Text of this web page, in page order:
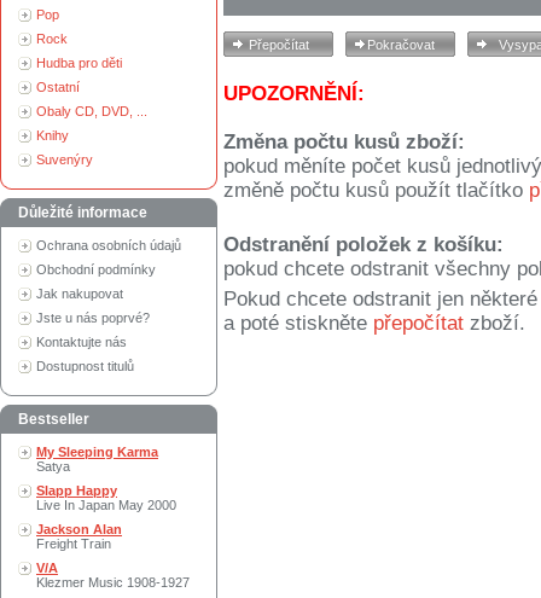
Pop
Rock
Hudba pro děti
Ostatní
Obaly CD, DVD, ...
Knihy
Suvenýry
Důležité informace
Ochrana osobních údajů
Obchodní podmínky
Jak nakupovat
Jste u nás poprvé?
Kontaktujte nás
Dostupnost titulů
Bestseller
My Sleeping Karma
Satya
Slapp Happy
Live In Japan May 2000
Jackson Alan
Freight Train
V/A
Klezmer Music 1908-1927
UPOZORNĚNÍ:
Změna počtu kusů zboží:
pokud měníte počet kusů
změně počtu kusů použít tlačítko
Odstranění položek z košíku:
pokud chcete odstranit všechny
Pokud chcete odstranit jen
a poté stiskněte přepočítat zboží.